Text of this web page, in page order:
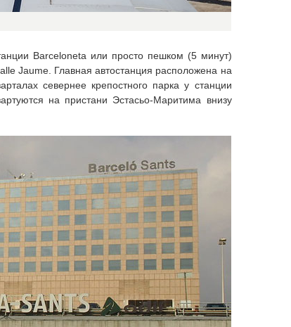
Barceloneta или просто пешком (5 минут)
Jaume. Главная автостанция расположена на
севернее крепостного парка у станции
на пристани Эстасьо-Маритима внизу